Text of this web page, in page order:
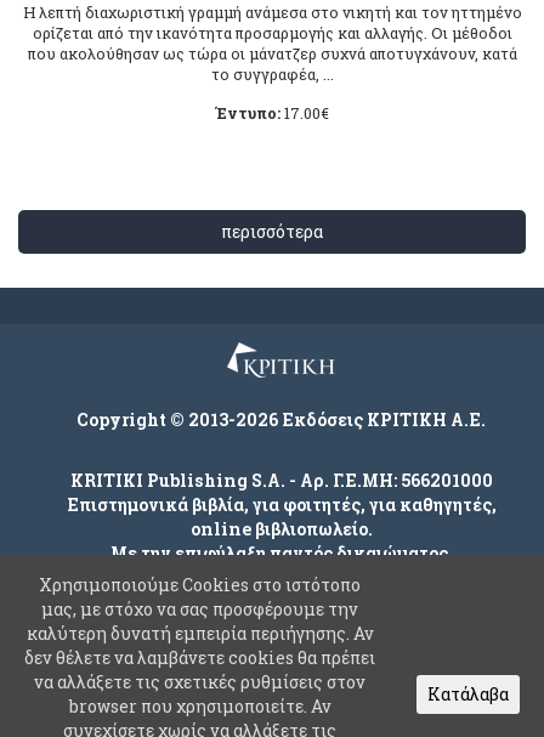
Η λεπτή διαχωριστική γραμμή ανάμεσα στο νικητή και τον ηττημένο
ορίζεται από την ικανότητα προσαρμογής και αλλαγής. Οι μέθοδοι
που ακολούθησαν ως τώρα οι μάνατζερ συχνά αποτυγχάνουν, κατά
το συγγραφέα, ...
Έντυπο:17.00€
περισσότερα
Copyright © 2013-2026 Εκδόσεις ΚΡΙΤΙΚΗ Α.Ε.
KRITIKI Publishing S.A. - Αρ. Γ.Ε.ΜΗ: 566201000
Επιστημονικά βιβλία, για φοιτητές, για καθηγητές,
online βιβλιοπωλείο.
Με την επιφύλαξη παντός δικαιώματος.
Company
Όροι χρήσης
Πολιτική Ασφαλείας Προσωπικών Δεδομένων
Χρησιμοποιούμε Cookies στο ιστότοπο
μας, με στόχο να σας προσφέρουμε την
καλύτερη δυνατή εμπειρία περιήγησης. Αν
δεν θέλετε να λαμβάνετε cookies θα πρέπει
να αλλάξετε τις σχετικές ρυθμίσεις στον
browser που χρησιμοποιείτε. Αν
συνεχίσετε χωρίς να αλλάξετε τις
Κατάλαβα